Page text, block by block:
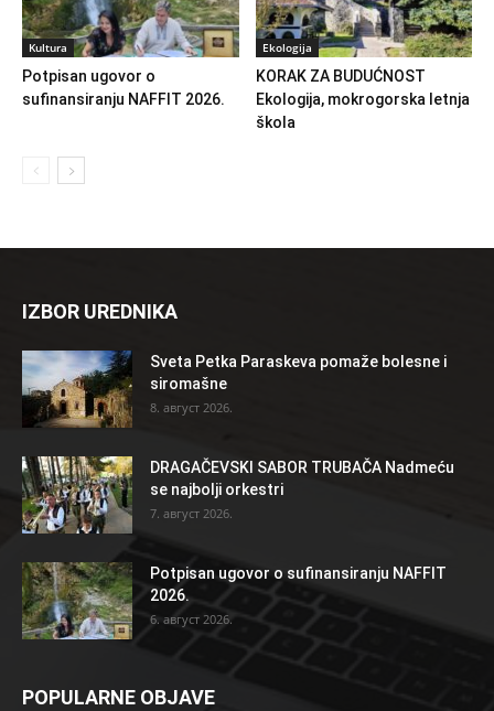
Kultura
Potpisan ugovor o
sufinansiranju NAFFIT 2026.
Ekologija
KORAK ZA BUDUĆNOST
Ekologija, mokrogorska letnja
škola
IZBOR UREDNIKA
Sveta Petka Paraskeva pomaže bolesne i
siromašne
8. август 2026.
DRAGAČEVSKI SABOR TRUBAČA Nadmeću
se najbolji orkestri
7. август 2026.
Potpisan ugovor o sufinansiranju NAFFIT
2026.
6. август 2026.
POPULARNE OBJAVE